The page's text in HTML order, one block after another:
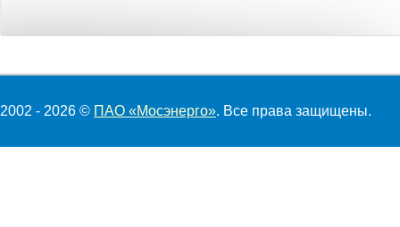
2002 - 2026 © ПАО «Мосэнерго». Все права защищены.